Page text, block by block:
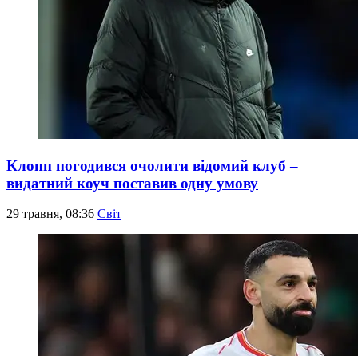
Клопп погодився очолити відомий клуб –
видатний коуч поставив одну умову
29 травня, 08:36 Світ